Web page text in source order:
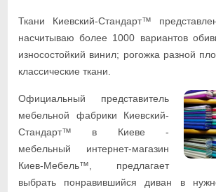
Ткани Киевский-Стандарт™
насчитываю более 1000 вариантов
износостойкий винил; рогожка разной
классические ткани.
Официальный представитель
мебельной фабрики Киевский-
Стандарт™ в Киеве -
мебельный интернет-магазин
Киев-Мебель™, предлагает
выбрать понравившийся диван в